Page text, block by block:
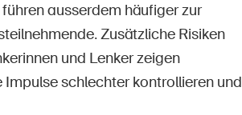
ausserdem häufiger zur
Zusätzliche Risiken
und Lenker zeigen
schlechter kontrollieren und